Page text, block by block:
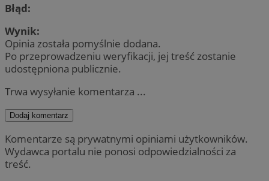
Błąd:
Wynik:
Opinia została pomyślnie dodana.
Po przeprowadzeniu weryfikacji, jej treść zostanie
udostępniona publicznie.
Trwa wysyłanie komentarza ...
Dodaj komentarz
Komentarze są prywatnymi opiniami użytkowników.
Wydawca portalu nie ponosi odpowiedzialności za
treść.